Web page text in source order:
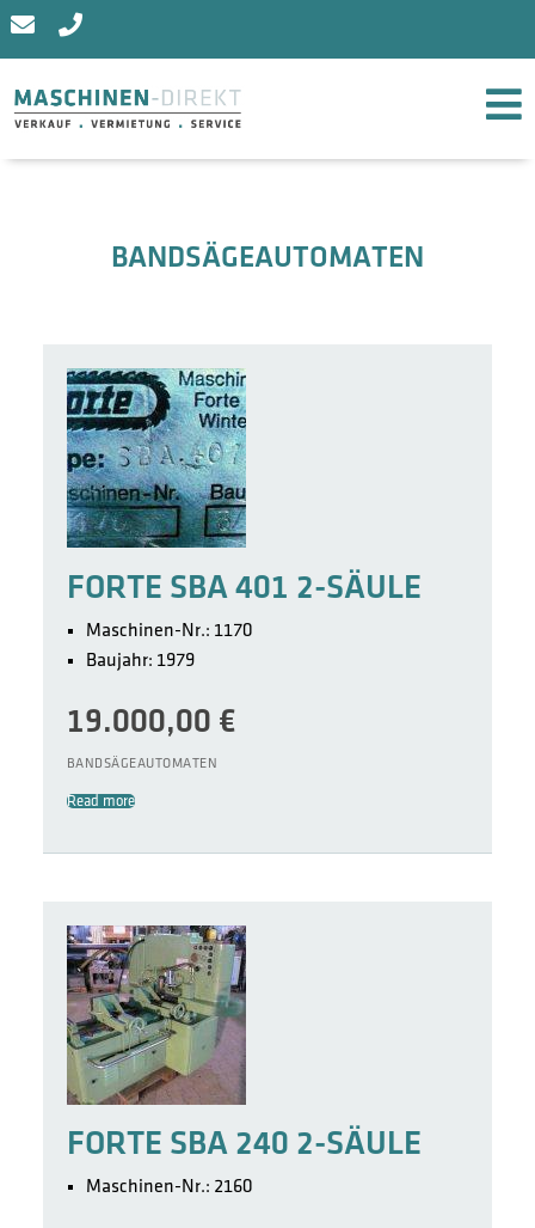
BANDSÄGEAUTOMATEN
FORTE SBA 401 2-SÄULE
Maschinen-Nr.: 1170
Baujahr: 1979
19.000,00 €
BANDSÄGEAUTOMATEN
Read more
FORTE SBA 240 2-SÄULE
Maschinen-Nr.: 2160